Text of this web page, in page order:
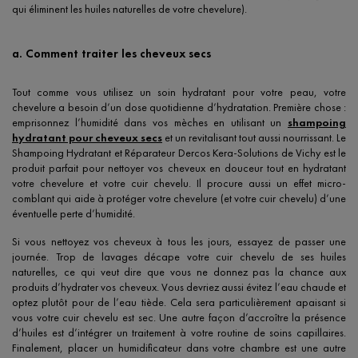
qui éliminent les huiles naturelles de votre chevelure).
a. Comment traiter les cheveux secs
Tout comme vous utilisez un soin hydratant pour votre peau, votre
chevelure a besoin d’un dose quotidienne d’hydratation. Première chose :
emprisonnez l’humidité dans vos mèches en utilisant un shampoing
hydratant pour cheveux secs et un revitalisant tout aussi nourrissant. Le
Shampoing Hydratant et Réparateur Dercos Kera-Solutions de Vichy est le
produit parfait pour nettoyer vos cheveux en douceur tout en hydratant
votre chevelure et votre cuir chevelu. Il procure aussi un effet micro-
comblant qui aide à protéger votre chevelure (et votre cuir chevelu) d’une
éventuelle perte d’humidité.
Si vous nettoyez vos cheveux à tous les jours, essayez de passer une
journée. Trop de lavages décape votre cuir chevelu de ses huiles
naturelles, ce qui veut dire que vous ne donnez pas la chance aux
produits d’hydrater vos cheveux. Vous devriez aussi évitez l’eau chaude et
optez plutôt pour de l’eau tiède. Cela sera particulièrement apaisant si
vous votre cuir chevelu est sec. Une autre façon d’accroître la présence
d’huiles est d’intégrer un traitement à votre routine de soins capillaires.
Finalement, placer un humidificateur dans votre chambre est une autre